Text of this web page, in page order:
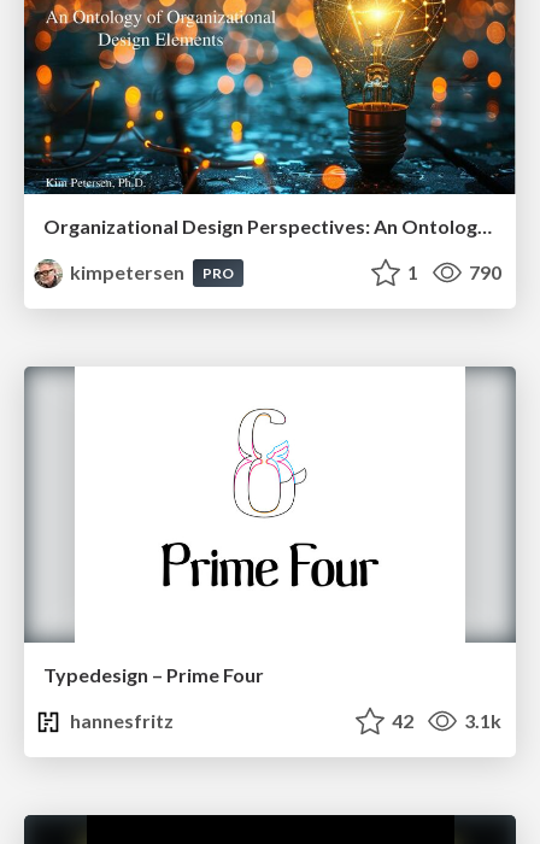
kimpetersen
PRO 1 790
Typedesign – Prime Four
hannesfritz
42 3.1k